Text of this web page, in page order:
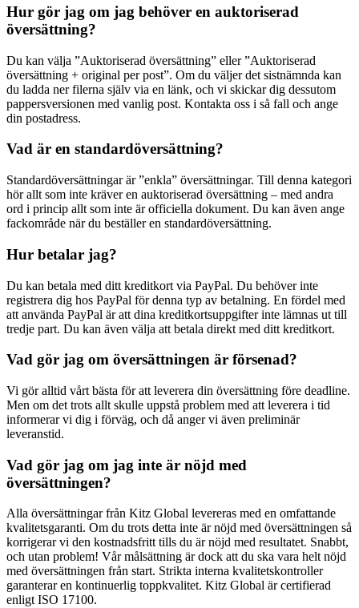
Hur gör jag om jag behöver en auktoriserad
översättning?
Du kan välja ”Auktoriserad översättning” eller ”Auktoriserad
översättning + original per post”. Om du väljer det sistnämnda kan
du ladda ner filerna själv via en länk, och vi skickar dig dessutom
pappersversionen med vanlig post. Kontakta oss i så fall och ange
din postadress.
Vad är en standardöversättning?
Standardöversättningar är ”enkla” översättningar. Till denna kategori
hör allt som inte kräver en auktoriserad översättning – med andra
ord i princip allt som inte är officiella dokument. Du kan även ange
fackområde när du beställer en standardöversättning.
Hur betalar jag?
Du kan betala med ditt kreditkort via PayPal. Du behöver inte
registrera dig hos PayPal för denna typ av betalning. En fördel med
att använda PayPal är att dina kreditkortsuppgifter inte lämnas ut till
tredje part. Du kan även välja att betala direkt med ditt kreditkort.
Vad gör jag om översättningen är försenad?
Vi gör alltid vårt bästa för att leverera din översättning före deadline.
Men om det trots allt skulle uppstå problem med att leverera i tid
informerar vi dig i förväg, och då anger vi även preliminär
leveranstid.
Vad gör jag om jag inte är nöjd med
översättningen?
Alla översättningar från Kitz Global levereras med en omfattande
kvalitetsgaranti. Om du trots detta inte är nöjd med översättningen så
korrigerar vi den kostnadsfritt tills du är nöjd med resultatet. Snabbt,
och utan problem! Vår målsättning är dock att du ska vara helt nöjd
med översättningen från start. Strikta interna kvalitetskontroller
garanterar en kontinuerlig toppkvalitet. Kitz Global är certifierad
enligt ISO 17100.